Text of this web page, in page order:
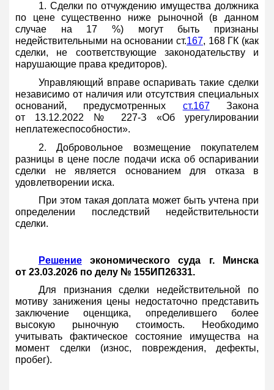
1. Сделки по отчуждению имущества должника
по цене существенно ниже рыночной (в данном
случае на 17 %) могут быть признаны
недействительными на основании ст.167, 168 ГК (как
сделки, не соответствующие законодательству и
нарушающие права кредиторов).
Управляющий вправе оспаривать такие сделки
независимо от наличия или отсутствия специальных
оснований, предусмотренных ст.167Закона
от 13.12.2022 № 227-З «Об урегулировании
неплатежеспособности».
2. Добровольное возмещение покупателем
разницы в цене после подачи иска об оспаривании
сделки не является основанием для отказа в
удовлетворении иска.
При этом такая доплата может быть учтена при
определении последствий недействительности
сделки.
Решениеэкономического суда г. Минска
от 23.03.2026 по делу № 155ИП26331.
Для признания сделки недействительной по
мотиву занижения цены недостаточно представить
заключение оценщика, определившего более
высокую рыночную стоимость. Необходимо
учитывать фактическое состояние имущества на
момент сделки (износ, повреждения, дефекты,
пробег).